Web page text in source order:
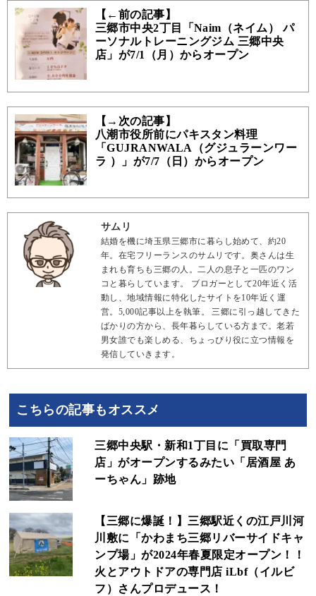
【←前の記事】
三郷市中央2丁目「Naim（ネイム） パ
ーソナルトレーニングジム 三郷中央
店」が7/1（月）からオープン
【→次の記事】
八潮市役所前にパキスタン料理
「GUJRANWALA（グジュラーンワー
ラ ）」が7/7（日）からオープン
サムリ
結婚を機に埼玉県三郷市に暮らし始めて、約20
年。在宅フリーランスのサムリです。奥さんは生
まれも育ちも三郷の人。二人の息子と一匹のワン
コと暮らしています。 ブロガーとして20年近く活
動し、地域情報に特化したサイトを10年近く運
営。5,000記事以上を執筆。 三郷に引っ越してきた
ばかりの方から、長年暮らしている方まで。老若
男女誰でも楽しめる、ちょっぴり役に立つ情報を
発信していきます。
こちらの記事もオススメ
三郷中央駅・新和1丁目に「買取専門
店」がオープンするみたい「居酒屋 あ
ーちゃん」跡地
【三郷に爆誕！】三郷駅近くの江戸川河
川敷に「かわまち三郷リバーサイドキャ
ンプ場」が2024年春夏限定オープン！！
火とアウトドアの専門店 iLbf（イルビ
フ）さんプロデュース！